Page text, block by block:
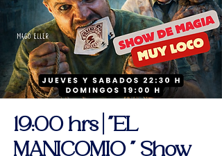
19:00 hrs | "EL
MANICOMIO " Show